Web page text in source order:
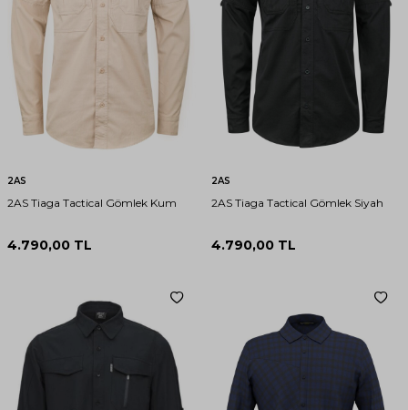
2AS
2AS Tiaga Tactical Gömlek Kum
4.790,00 TL
2AS
2AS Tiaga Tactical Gömlek Siyah
4.790,00 TL